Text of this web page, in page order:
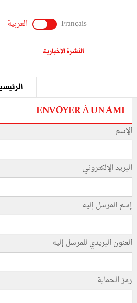
Français العربية
النشرة الإخبارية
ENVOYER À UN AMI
الإسم
البريد الإلكتروني
إسم المرسل إليه
العنون البريدي للمرسل إليه
رمز الحماية